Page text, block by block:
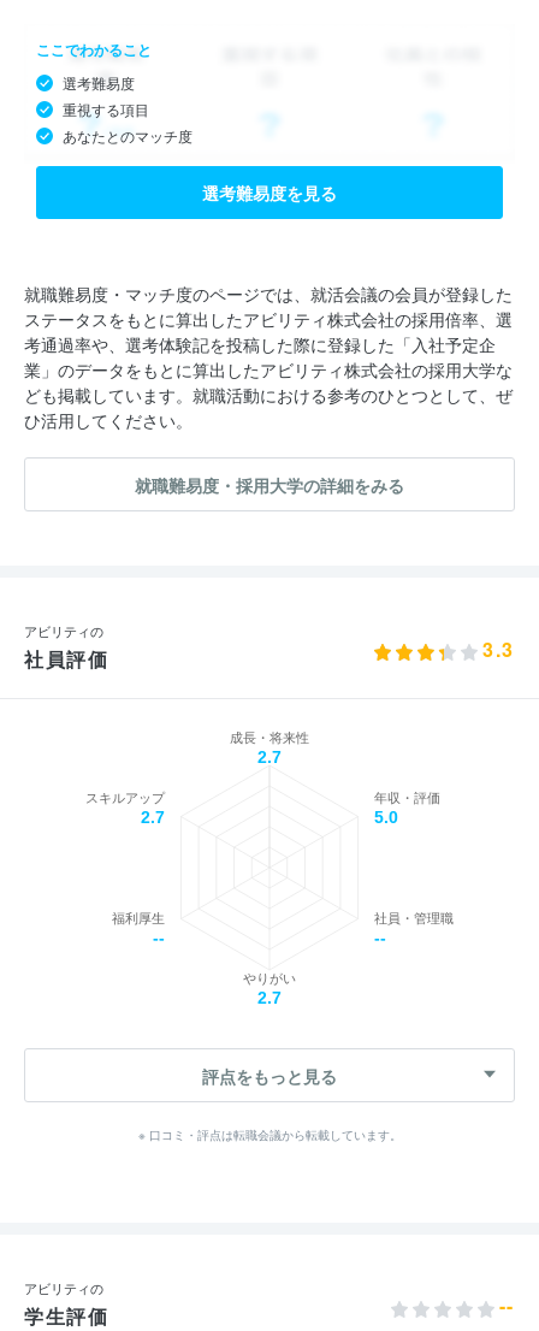
ここでわかること
選考難易度
重視する項目
あなたとのマッチ度
選考難易度を見る
就職難易度・マッチ度のページでは、就活会議の会員が登録した
ステータスをもとに算出したアビリティ株式会社の採用倍率、選
考通過率や、選考体験記を投稿した際に登録した「入社予定企
業」のデータをもとに算出したアビリティ株式会社の採用大学な
ども掲載しています。就職活動における参考のひとつとして、ぜ
ひ活用してください。
就職難易度・採用大学の詳細をみる
アビリティの
社員評価 3.3
成長・将来性
2.7
年収・評価
5.0
社員・管理職
--
やりがい
2.7
福利厚生
--
スキルアップ
2.7
評点をもっと見る
※ 口コミ・評点は転職会議から転載しています。
アビリティの
学生評価 --